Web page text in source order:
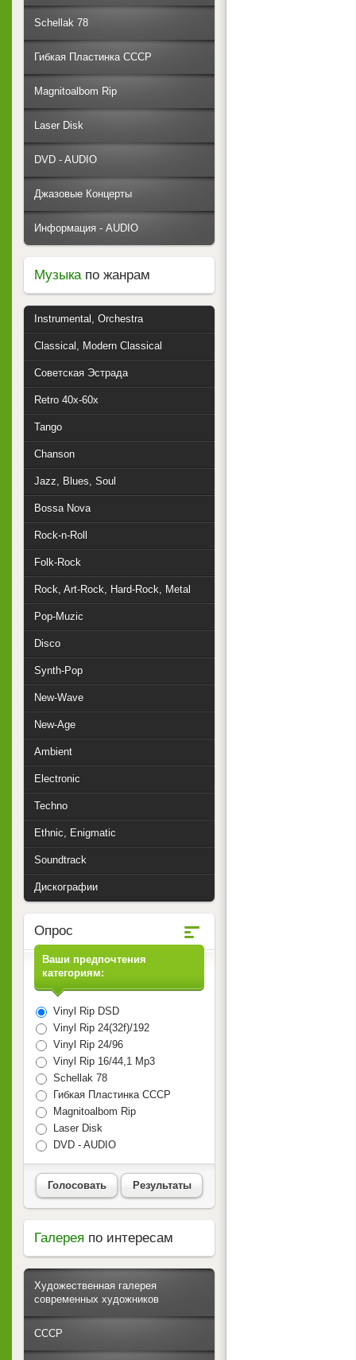
Schellak 78
Гибкая Пластинка СССР
Magnitoalbom Rip
Laser Disk
DVD - AUDIO
Джазовые Концерты
Информация - AUDIO
Музыкапо жанрам
Instrumental, Orchestra
Classical, Modern Classical
Советская Эстрада
Retro 40x-60x
Tango
Chanson
Jazz, Blues, Soul
Bossa Nova
Rock-n-Roll
Folk-Rock
Rock, Art-Rock, Hard-Rock, Metal
Pop-Muzic
Disco
Synth-Pop
New-Wave
New-Age
Ambient
Electronic
Techno
Ethnic, Enigmatic
Soundtrack
Дискографии
Опрос
Ваши предпочтения
категориям:
Vinyl Rip DSD
Vinyl Rip 24(32f)/192
Vinyl Rip 24/96
Vinyl Rip 16/44,1 Mp3
Schellak 78
Гибкая Пластинка СССР
Magnitoalbom Rip
Laser Disk
DVD - AUDIO
Голосовать Результаты
Галерея по интересам
Художественная галерея
современных художников
СССР